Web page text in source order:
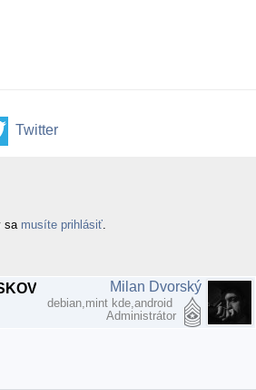
Twitter
sa musíte prihlásiť
Milan Dvorský
debian,mint kde,android
Administrátor